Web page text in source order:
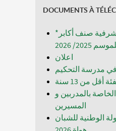
DOCUMENTS À
*تعديل*رزنامة البطولة الشرفية صنف أكابر
2025/ 2026
اعلان
في مدرسة التحكيم
من 13 سنة
بالمدربين و
المسيرين
البطولة الوطنية للشبان